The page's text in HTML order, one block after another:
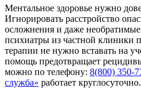
Ментальное здоровье нужно
Игнорировать расстройство
осложнения и даже
психиатры из частной клиники
терапии не нужно вставать на
помощь предотвращает
можно по телефону: 8(800) 350-
служба» работает круглосуточно.